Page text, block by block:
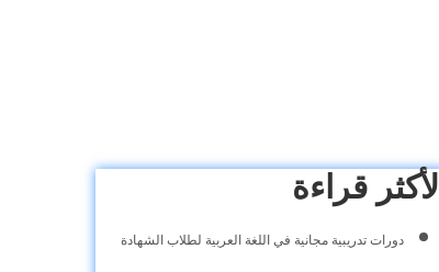
الأكثر قراءة
دورات تدريبية مجانية في اللغة العربية لطلاب الشهادة